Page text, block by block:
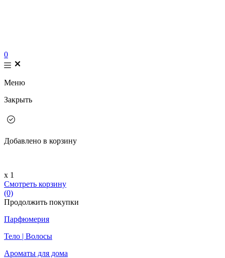
0
Меню
Закрыть
Добавлено в корзину
х 1
Смотреть корзину
(0)
Продолжить покупки
Парфюмерия
Тело | Волосы
Ароматы для дома